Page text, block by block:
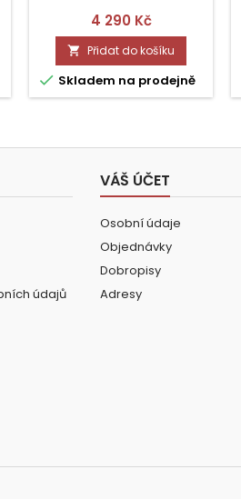
Cena
4 290 Kč
 Přidat do košíku
 Skladem na prodejně
údajů
VÁŠ ÚČET
Osobní údaje
Objednávky
Dobropisy
Adresy